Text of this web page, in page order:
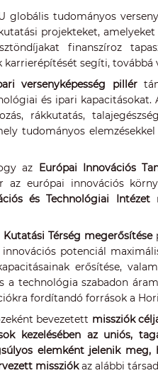
globális tudományos
projekteket,
finanszíroz
segíti, továbbá
versenyképesség pillér
és ipari kapacitásokat.
rákkutatás,
tudományos
az Európai Innovációs
az európai innovációs
és Technológiai Intézet
Térség megerősítése
potenciál
erősítése,
a technológia szabadon
fordítandó források a
bevezetett missziók
kezelésében az uniós,
elemként jelenik
missziókaz alábbi